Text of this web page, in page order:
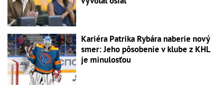
Kariéra Patrika Rybára naberie nový
smer: Jeho pôsobenie v klube z KHL
je minulosťou